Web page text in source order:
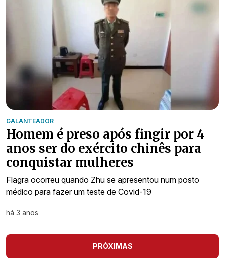
GALANTEADOR
Homem é preso após fingir por 4
anos ser do exército chinês para
conquistar mulheres
Flagra ocorreu quando Zhu se apresentou num posto
médico para fazer um teste de Covid-19
há 3 anos
PRÓXIMAS